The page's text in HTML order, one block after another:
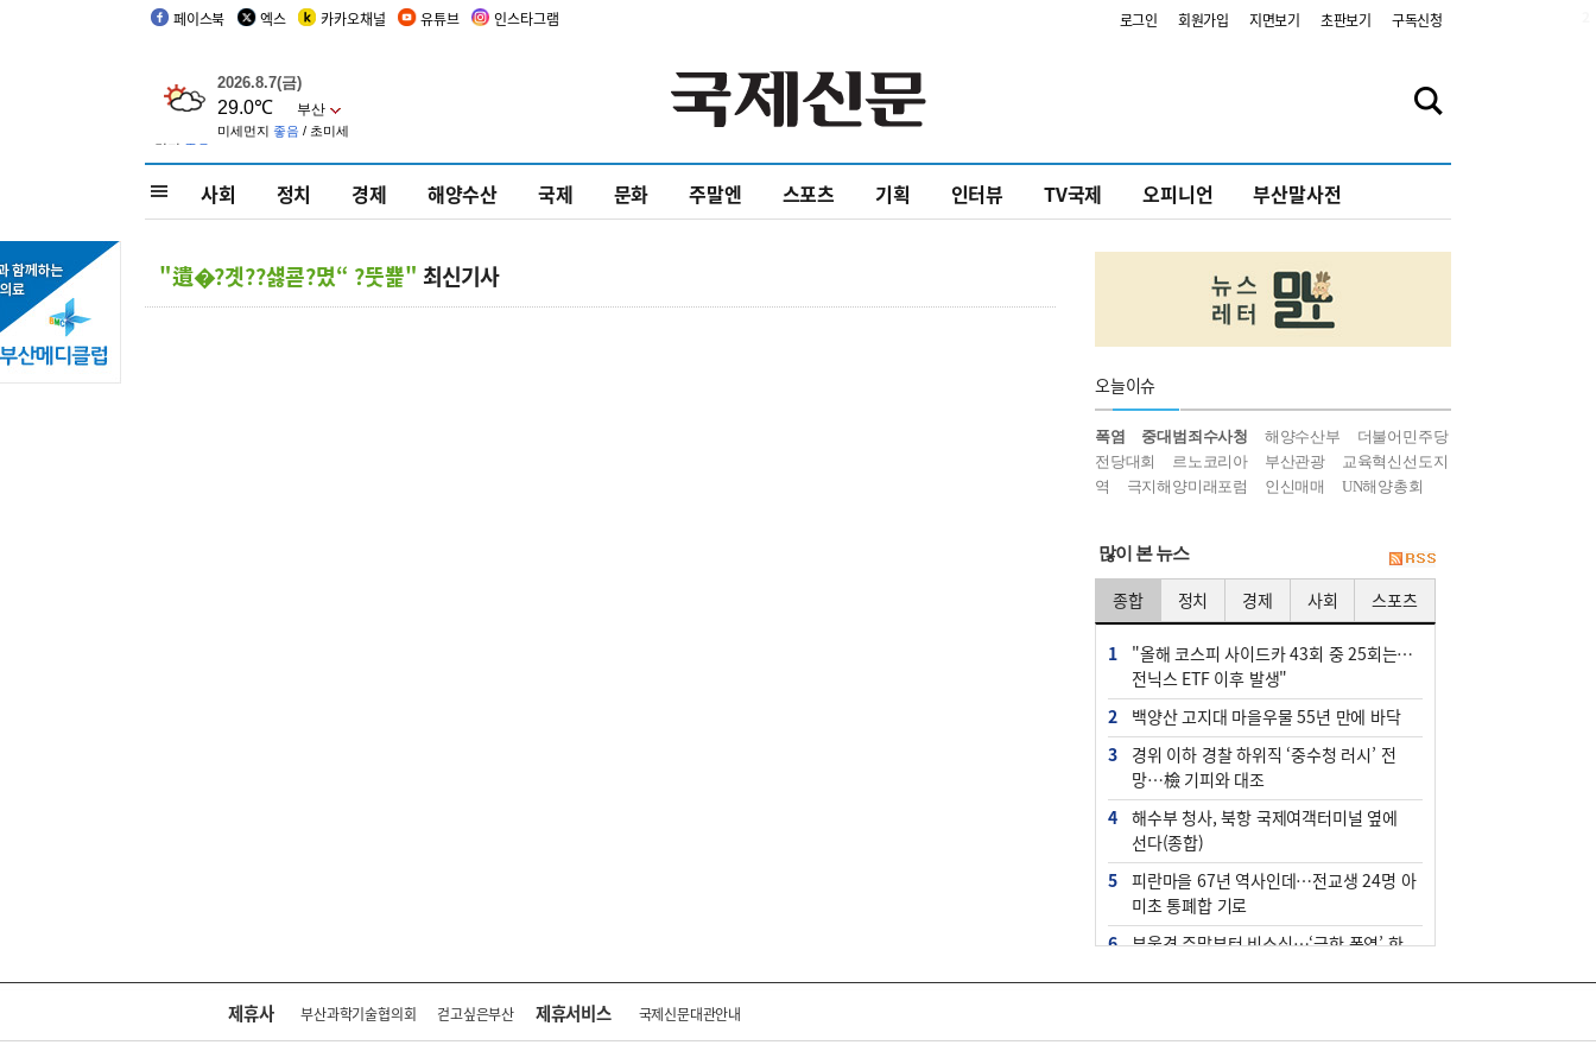
페이스북 엑스 카카오채널 유튜브 인스타그램 로그인 회원가입 지면보기 초판보기 구독신청
사회 정치 경제 해양수산 국제 문화 주말엔 스포츠 기획 인터뷰 TV국제 오피니언 부산말사전
"遺�?곗??섏쿋?몄“ ?뚯뾽" 최신기사
오늘이슈
폭염 중대범죄수사청 해양수산부
더불어민주당
전당대회
르노코리아 부산관광
교육혁신선도지
역
극지해양미래포럼 인신매매 UN해양총회
많이 본 뉴스
종합 정치 경제 사회 스포츠
1
"올해 코스피 사이드카 43회 중 25회는 삼
전닉스 ETF 이후 발생"
2
백양산 고지대 마을우물 55년 만에 바닥
3
경위 이하 경찰 하위직 ‘중수청 러시’ 전
망…檢 기피와 대조
4
해수부 청사, 북항 국제여객터미널 옆에
선다(종합)
5
피란마을 67년 역사인데…전교생 24명 아
미초 통폐합 기로
6
부울경 주말부터 비소식…‘극한 폭염’ 한
제휴사 부산과학기술협의회 걷고싶은부산 제휴서비스 국제신문대관안내